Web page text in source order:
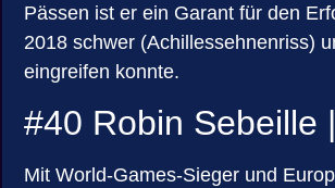
Pässen ist er ein Garant für den
2018 schwer (Achillessehnenriss)
eingreifen konnte.
#40 Robin Sebeille
Mit World-Games-Sieger und